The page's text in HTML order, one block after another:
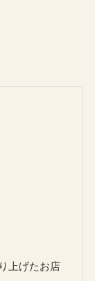
上げたお店